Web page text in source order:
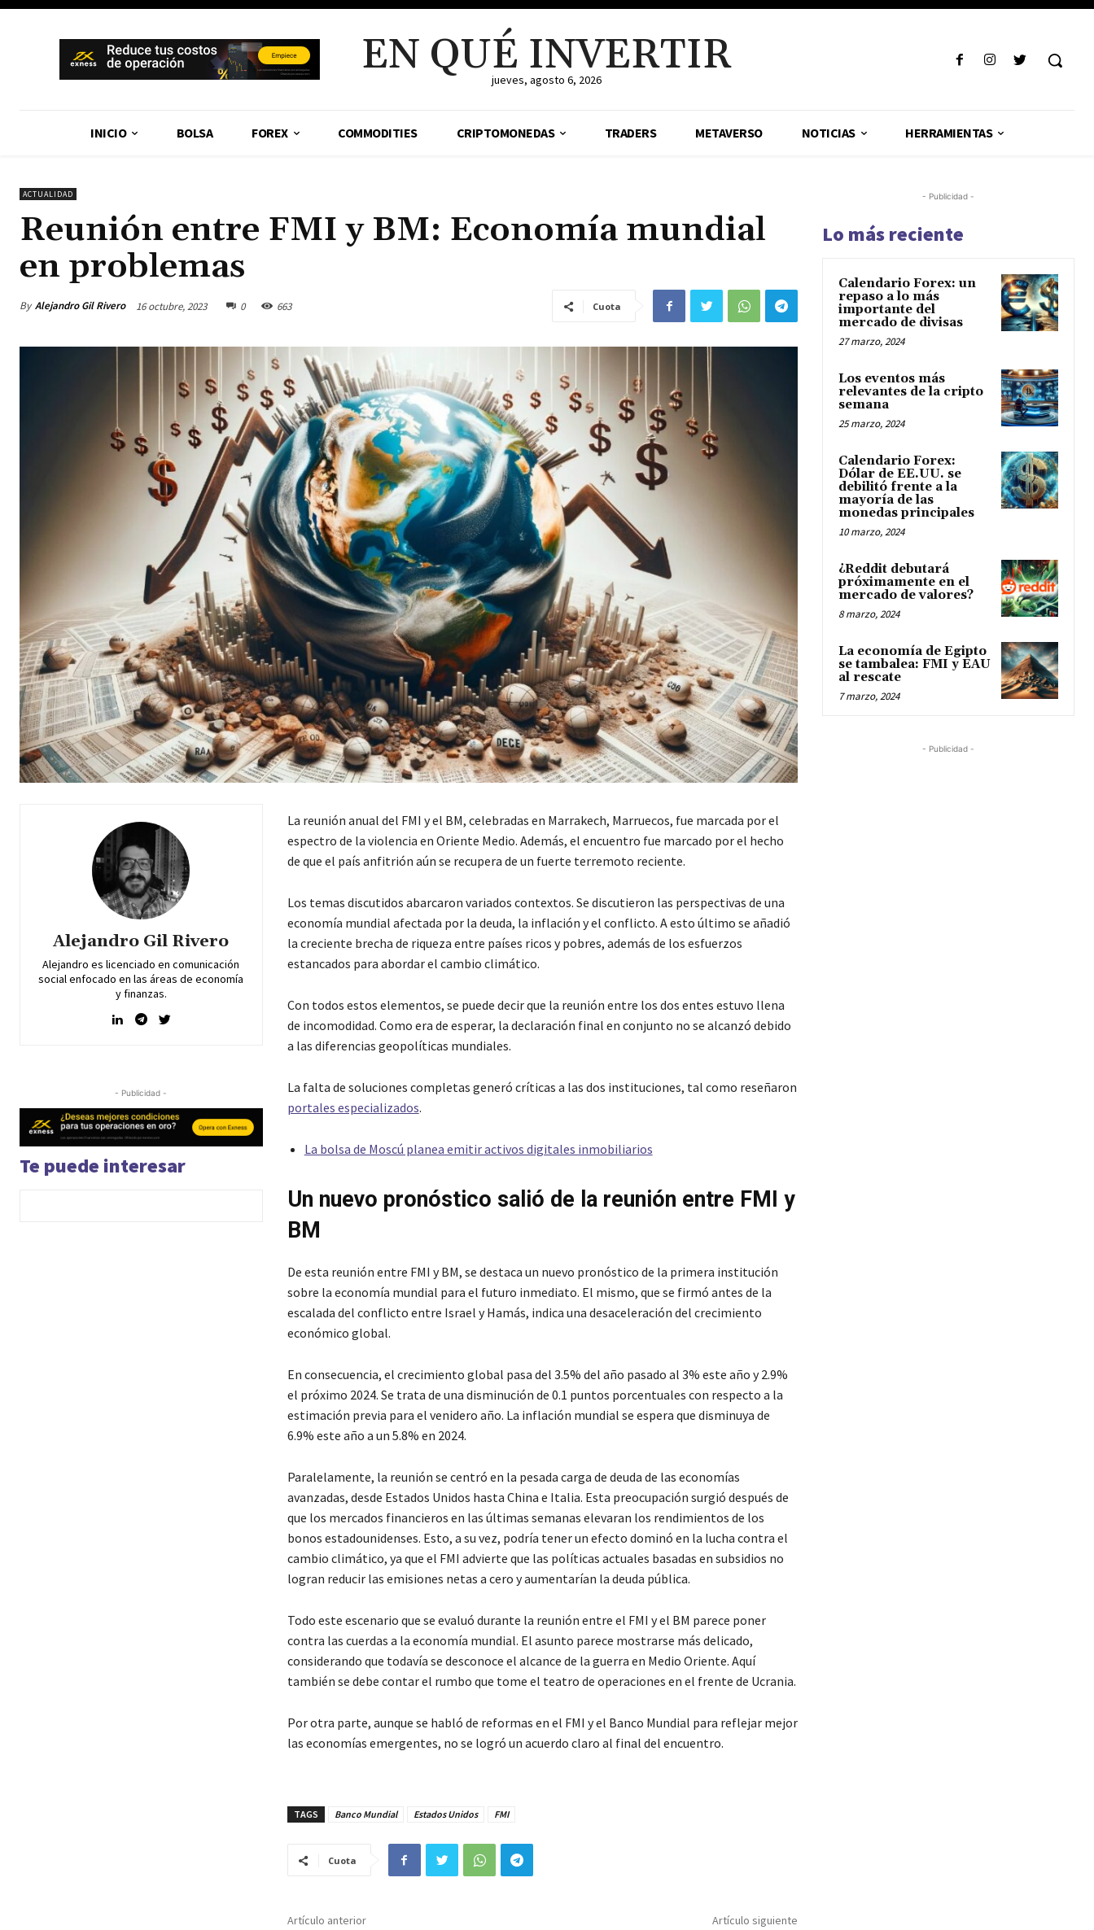
EN QUÉ INVERTIR
jueves, agosto 6, 2026
INICIO BOLSA FOREX COMMODITIES CRIPTOMONEDAS TRADERS METAVERSO NOTICIAS HERRAMIENTAS
ACTUALIDAD
Reunión entre FMI y BM: Economía mundial
en problemas
By Alejandro Gil Rivero 16 octubre, 2023 0 663 Cuota
Alejandro Gil Rivero
Alejandro es licenciado en comunicación
social enfocado en las áreas de economía
y finanzas.
- Publicidad -
Te puede interesar
La reunión anual del FMI y el BM, celebradas en Marrakech, Marruecos, fue marcada por el
espectro de la violencia en Oriente Medio. Además, el encuentro fue marcado por el hecho
de que el país anfitrión aún se recupera de un fuerte terremoto reciente.
Los temas discutidos abarcaron variados contextos. Se discutieron las perspectivas de una
economía mundial afectada por la deuda, la inflación y el conflicto. A esto último se añadió
la creciente brecha de riqueza entre países ricos y pobres, además de los esfuerzos
estancados para abordar el cambio climático.
Con todos estos elementos, se puede decir que la reunión entre los dos entes estuvo llena
de incomodidad. Como era de esperar, la declaración final en conjunto no se alcanzó debido
a las diferencias geopolíticas mundiales.
La falta de soluciones completas generó críticas a las dos instituciones, tal como reseñaron
portales especializados.
La bolsa de Moscú planea emitir activos digitales inmobiliarios
Un nuevo pronóstico salió de la reunión entre FMI y
BM
De esta reunión entre FMI y BM, se destaca un nuevo pronóstico de la primera institución
sobre la economía mundial para el futuro inmediato. El mismo, que se firmó antes de la
escalada del conflicto entre Israel y Hamás, indica una desaceleración del crecimiento
económico global.
En consecuencia, el crecimiento global pasa del 3.5% del año pasado al 3% este año y 2.9%
el próximo 2024. Se trata de una disminución de 0.1 puntos porcentuales con respecto a la
estimación previa para el venidero año. La inflación mundial se espera que disminuya de
6.9% este año a un 5.8% en 2024.
Paralelamente, la reunión se centró en la pesada carga de deuda de las economías
avanzadas, desde Estados Unidos hasta China e Italia. Esta preocupación surgió después de
que los mercados financieros en las últimas semanas elevaran los rendimientos de los
bonos estadounidenses. Esto, a su vez, podría tener un efecto dominó en la lucha contra el
cambio climático, ya que el FMI advierte que las políticas actuales basadas en subsidios no
logran reducir las emisiones netas a cero y aumentarían la deuda pública.
Todo este escenario que se evaluó durante la reunión entre el FMI y el BM parece poner
contra las cuerdas a la economía mundial. El asunto parece mostrarse más delicado,
considerando que todavía se desconoce el alcance de la guerra en Medio Oriente. Aquí
también se debe contar el rumbo que tome el teatro de operaciones en el frente de Ucrania.
Por otra parte, aunque se habló de reformas en el FMI y el Banco Mundial para reflejar mejor
las economías emergentes, no se logró un acuerdo claro al final del encuentro.
TAGS Banco Mundial Estados Unidos FMI
Cuota
Artículo anterior Artículo siguiente
- Publicidad -
Lo más reciente
Calendario Forex: un
repaso a lo más
importante del
mercado de divisas
27 marzo, 2024
Los eventos más
relevantes de la cripto
semana
25 marzo, 2024
Calendario Forex:
Dólar de EE.UU. se
debilitó frente a la
mayoría de las
monedas principales
10 marzo, 2024
¿Reddit debutará
próximamente en el
mercado de valores?
8 marzo, 2024
La economía de Egipto
se tambalea: FMI y EAU
al rescate
7 marzo, 2024
- Publicidad -